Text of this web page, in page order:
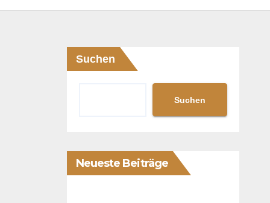
Suchen
Suchen
Neueste Beiträge